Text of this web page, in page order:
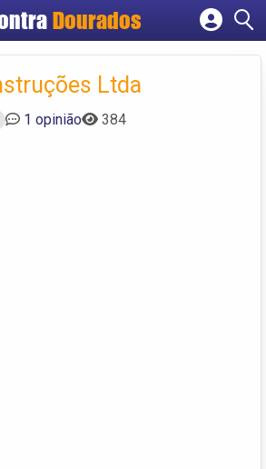
Dourados
Cadastrar empresa
Fazer login
Criar contaLtda
1 opinião 384